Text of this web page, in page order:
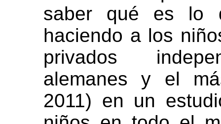
saber qué es lo
haciendo a los
privados
alemanes y el
2011) en un